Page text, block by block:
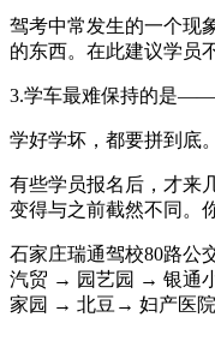
驾考中常发生的一个现
的东西。在此建议学员
3.学车最难保持的是
学好学坏，都要拼到底。
有些学员报名后，才来
变得与之前截然不同。
石家庄瑞通驾校80路公
汽贸 → 园艺园 → 银通
家园 → 北豆→ 妇产医院